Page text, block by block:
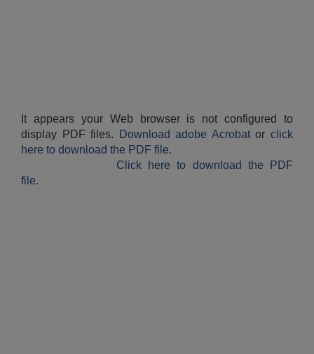
It appears your Web browser is not configured to
display PDF files.
Download adobe Acrobatorclick
here to download the PDF file.
Click here to download the PDF
file.